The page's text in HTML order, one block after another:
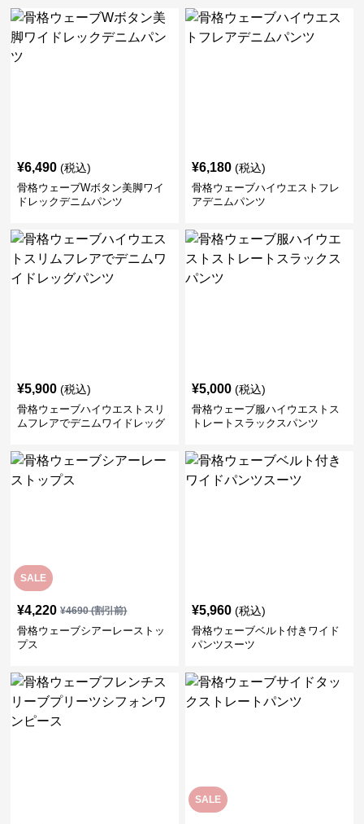
¥6,490 (税込)
骨格ウェーブWボタン美脚ワイ
ドレックデニムパンツ
¥6,180 (税込)
骨格ウェーブハイウエストフレ
アデニムパンツ
¥5,900 (税込)
骨格ウェーブハイウエストスリ
ムフレアでデニムワイドレッグ
¥5,000 (税込)
骨格ウェーブ服ハイウエストス
トレートスラックスパンツ
SALE
¥4,220 ¥4690(割引前)
骨格ウェーブシアーレーストッ
プス
¥5,960 (税込)
骨格ウェーブベルト付きワイド
パンツスーツ
SALE